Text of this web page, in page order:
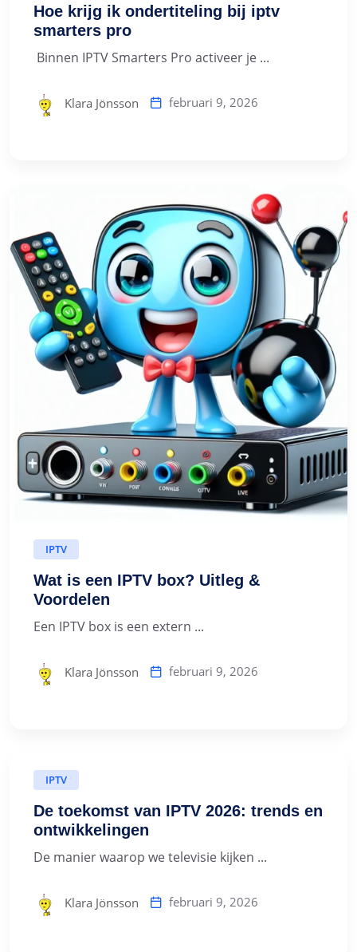
Hoe krijg ik ondertiteling bij iptv
smarters pro
Binnen IPTV Smarters Pro activeer je ...
Klara Jönsson februari 9, 2026
IPTV
Wat is een IPTV box? Uitleg &
Voordelen
Een IPTV box is een extern ...
Klara Jönsson februari 9, 2026
IPTV
De toekomst van IPTV 2026: trends en
ontwikkelingen
De manier waarop we televisie kijken ...
Klara Jönsson februari 9, 2026